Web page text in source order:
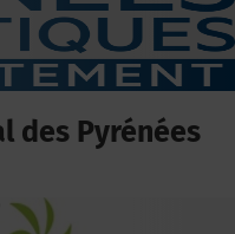
des Pyrénées